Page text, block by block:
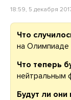
18:59, 5 декабря
Что
на Олимпиаде
Что теперь
нейтральным
Будут ли они